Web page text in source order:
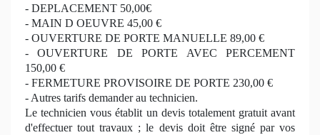
- DEPLACEMENT 50,00€
- MAIN D OEUVRE 45,00 €
- OUVERTURE DE PORTE MANUELLE 89,00 €
- OUVERTURE DE PORTE AVEC PERCEMENT
150,00 €
- FERMETURE PROVISOIRE DE PORTE 230,00 €
- Autres tarifs demander au technicien.
Le technicien vous établit un devis totalement gratuit avant
d'effectuer tout travaux ; le devis doit être signé par vos